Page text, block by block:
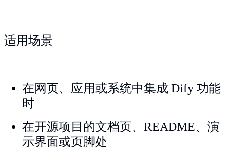
适用场景
在网页、应用或系统中集成 Dify 功能
时
在开源项目的文档页、README、演
示界面或页脚处